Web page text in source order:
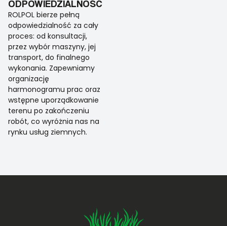
ODPOWIEDZIALNOŚĆ
ROLPOL bierze pełną
odpowiedzialność za cały
proces: od konsultacji,
przez wybór maszyny, jej
transport, do finalnego
wykonania. Zapewniamy
organizację
harmonogramu prac oraz
wstępne uporządkowanie
terenu po zakończeniu
robót, co wyróżnia nas na
rynku usług ziemnych.